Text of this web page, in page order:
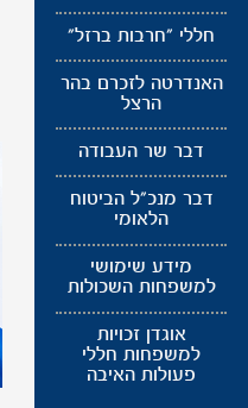
חללי "חרבות ברזל"
האנדרטה לזכרם בהר
הרצל
דבר שר העבודה
דבר מנכ"ל הביטוח
הלאומי
מידע שימושי
למשפחות השכולות
אוגדן זכויות
למשפחות חללי
פעולות האיבה